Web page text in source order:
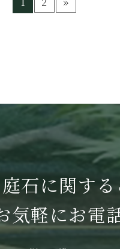
石に関する
気軽にお電